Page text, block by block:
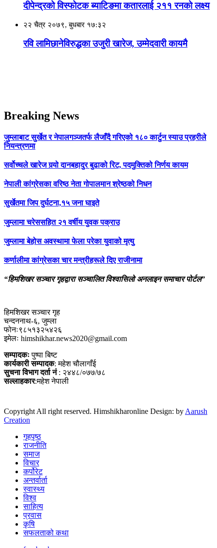
दीपेन्द्रको विस्फोटक ब्याटिङमा कतारलाई २११ रनको लक्ष्य
२२ चैत्र २०७९, बुधबार १७:३२
रवि लामिछानेविरुद्धका उजुरी खारेज, उम्मेदवारी कायमै
Breaking News
जुम्लाबाट सुर्खेत र नेपालगञ्जतर्फ लैजाँदै गरिएको १८० कार्टुन स्याउ प्रहरीले
नियन्त्रणमा
सर्वोच्चले खारेज गर्‍यो दानबहादुर बुढाको रिट, पदमुक्तिको निर्णय कायम
नेपाली कांग्रेसका वरिष्ठ नेता गोपालमान श्रेष्ठको निधन
सुर्खेतमा जिप दुर्घटना,१५ जना घाइते
जुम्लामा चरेससहित २१ वर्षीय युवक पक्राउ
जुम्लामा बेहोस अवस्थामा फेला परेका युवाको मृत्यु
कर्णालीमा कांग्रेसका चार मन्त्रीहरूले दिए राजीनामा
“हिमशिखर सञ्चार गृहद्वारा सञ्चालित विश्वासिलो अनलाइन समाचार पोर्टल”
हिमशिखर सञ्चार गृह
चन्दननाथ-६, जुम्ला
फोनः९८५१३२५४२६
इमेलः himshikhar.news2020@gmail.com
सम्पादकःपुष्पा बिष्ट
कार्यकारी सम्पादक: महेश चौलागाँई
सुचना विभाग दर्ता नं: २४४८/०७७/७८
सल्लाहकार:महेश नेपाली
Copyright All right reserved. Himshikharonline Design: byAarush
Creation
गृहपृष्ठ
राजनीति
समाज
विचार
कर्पोरेट
अन्तर्वार्ता
स्वास्थ्य
विश्व
साहित्य
प्रवास
कृषि
सफलताको कथा